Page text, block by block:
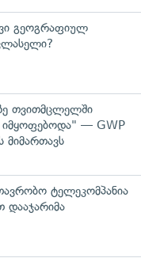
გეოგრაფიულ
თვითმცლელში
იმყოფებოდა" — GWP
მიმართავს
ტელეკომპანია